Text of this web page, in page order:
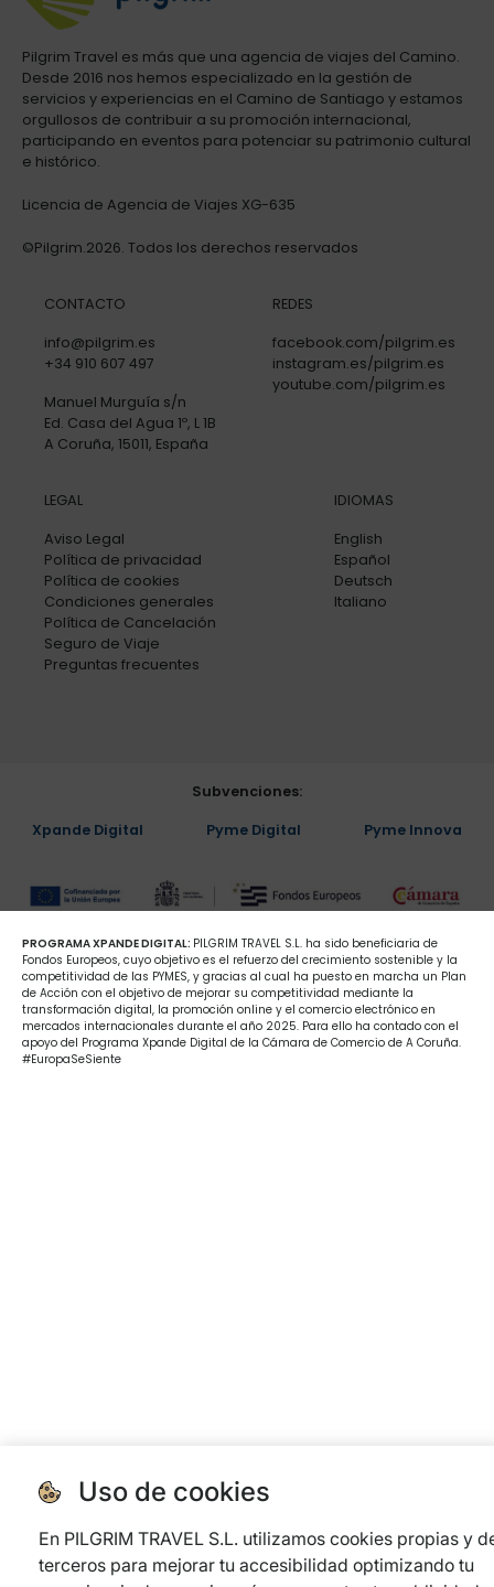
Pilgrim Travel es más que una agencia de viajes del Camino.
Desde 2016 nos hemos especializado en la gestión de
servicios y experiencias en el Camino de Santiago y estamos
orgullosos de contribuir a su promoción internacional,
participando en eventos para potenciar su patrimonio cultural
e histórico.
Licencia de Agencia de Viajes XG-635
©Pilgrim.2026. Todos los derechos reservados
CONTACTO
info@pilgrim.es
+34 910 607 497
Manuel Murguía s/n
Ed. Casa del Agua 1º, L 1B
A Coruña, 15011, España
REDES
facebook.com/pilgrim.es
instagram.es/pilgrim.es
youtube.com/pilgrim.es
LEGAL
Aviso Legal
Política de privacidad
Política de cookies
Condiciones generales
Política de Cancelación
Seguro de Viaje
Preguntas frecuentes
IDIOMAS
English
Español
Deutsch
Italiano
Subvenciones:
Xpande Digital Pyme Digital Pyme Innova
PROGRAMA XPANDE DIGITAL: PILGRIM TRAVEL S.L. ha sido beneficiaria de
Fondos Europeos, cuyo objetivo es el refuerzo del crecimiento sostenible y la
competitividad de las PYMES, y gracias al cual ha puesto en marcha un Plan
de Acción con el objetivo de mejorar su competitividad mediante la
transformación digital, la promoción online y el comercio electrónico en
mercados internacionales durante el año 2025. Para ello ha contado con el
apoyo del Programa Xpande Digital de la Cámara de Comercio de A Coruña.
#EuropaSeSiente
Uso de cookies
En PILGRIM TRAVEL S.L. utilizamos cookies propias y
terceros para mejorar tu accesibilidad optimizando tu